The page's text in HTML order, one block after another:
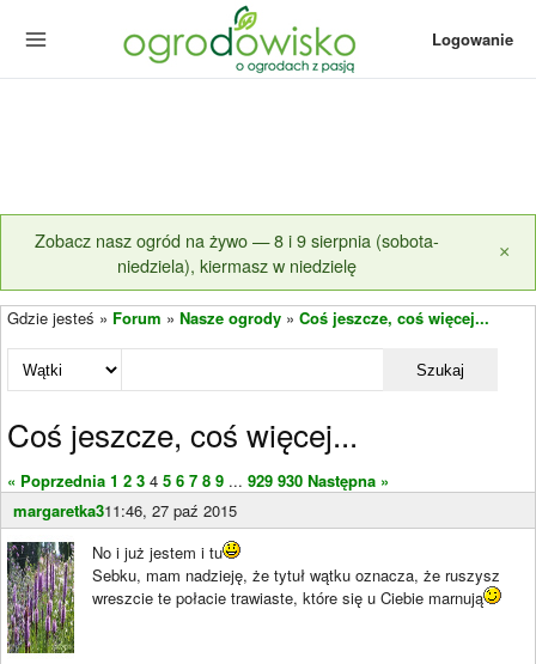
Logowanie
Zobacz nasz ogród na żywo — 8 i 9 sierpnia (sobota-
niedziela), kiermasz w niedzielę
×
Gdzie jesteś » Forum » Nasze ogrody » Coś jeszcze, coś więcej...
Szukaj
Coś jeszcze, coś więcej...
« Poprzednia 1 2 3 4 5 6 7 8 9 ... 929 930 Następna »
margaretka311:46, 27 paź 2015
No i już jestem i tu
Sebku, mam nadzieję, że tytuł wątku oznacza, że ruszysz
wreszcie te połacie trawiaste, które się u Ciebie marnują